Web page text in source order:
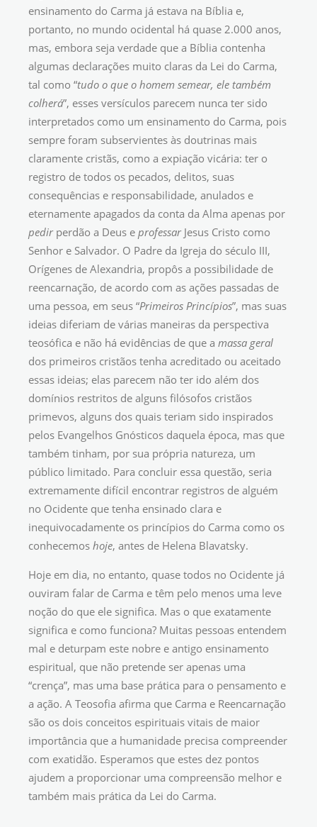
ensinamento do Carma já estava na Bíblia e,
portanto, no mundo ocidental há quase 2.000 anos,
mas, embora seja verdade que a Bíblia contenha
algumas declarações muito claras da Lei do Carma,
tal como “tudo o que o homem semear, ele também
colherá”, esses versículos parecem nunca ter sido
interpretados como um ensinamento do Carma, pois
sempre foram subservientes às doutrinas mais
claramente cristãs, como a expiação vicária: ter o
registro de todos os pecados, delitos, suas
consequências e responsabilidade, anulados e
eternamente apagados da conta da Alma apenas por
pedirperdão a Deus e professarJesus Cristo como
Senhor e Salvador. O Padre da Igreja do século III,
Orígenes de Alexandria, propôs a possibilidade de
reencarnação, de acordo com as ações passadas de
uma pessoa, em seus “Primeiros Princípios”, mas suas
ideias diferiam de várias maneiras da perspectiva
teosófica e não há evidências de que a massa geral
dos primeiros cristãos tenha acreditado ou aceitado
essas ideias; elas parecem não ter ido além dos
domínios restritos de alguns filósofos cristãos
primevos, alguns dos quais teriam sido inspirados
pelos Evangelhos Gnósticos daquela época, mas que
também tinham, por sua própria natureza, um
público limitado. Para concluir essa questão, seria
extremamente difícil encontrar registros de alguém
no Ocidente que tenha ensinado clara e
inequivocadamente os princípios do Carma como os
conhecemos hoje, antes de Helena Blavatsky.
Hoje em dia, no entanto, quase todos no Ocidente já
ouviram falar de Carma e têm pelo menos uma leve
noção do que ele significa. Mas o que exatamente
significa e como funciona? Muitas pessoas entendem
mal e deturpam este nobre e antigo ensinamento
espiritual, que não pretende ser apenas uma
“crença”, mas uma base prática para o pensamento e
a ação. A Teosofia afirma que Carma e Reencarnação
são os dois conceitos espirituais vitais de maior
importância que a humanidade precisa compreender
com exatidão. Esperamos que estes dez pontos
ajudem a proporcionar uma compreensão melhor e
também mais prática da Lei do Carma.